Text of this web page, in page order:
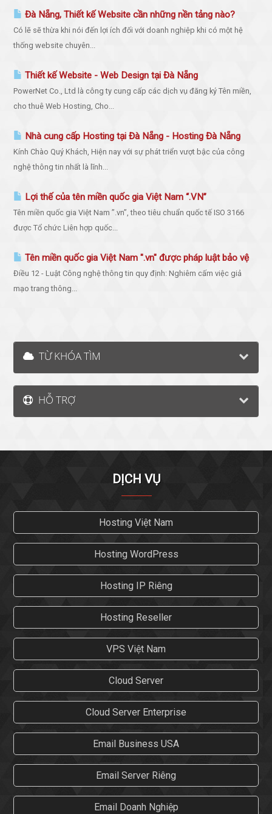
Đà Nẵng, Thiết kế Website cần những nền tảng nào?
Có lẽ sẽ thừa khi nói đến lợi ích đối với doanh nghiệp khi có một hệ
thống website chuyên...
Thiết kế Website - Web Design tại Đà Nẵng
PowerNet Co., Ltd là công ty cung cấp các dịch vụ đăng ký Tên miền,
cho thuê Web Hosting, Cho...
Nhà cung cấp Hosting tại Đà Nẵng - Hosting Đà Nẵng
Kính Chào Quý Khách, Hiện nay với sự phát triển vượt bậc của công
nghệ thông tin nhất là lĩnh...
Lợi thế của tên miền quốc gia Việt Nam “.VN”
Tên miền quốc gia Việt Nam ”.vn”, theo tiêu chuẩn quốc tế ISO 3166
được Tổ chức Liên hợp quốc...
Tên miền quốc gia Việt Nam ".vn" được pháp luật bảo vệ
Điều 12 - Luật Công nghệ thông tin quy định: Nghiêm cấm việc giả
mạo trang thông...
TỪ KHÓA TÌM
HỖ TRỢ
DỊCH VỤ
Hosting Việt Nam
Hosting WordPress
Hosting IP Riêng
Hosting Reseller
VPS Việt Nam
Cloud Server
Cloud Server Enterprise
Email Business USA
Email Server Riêng
Email Doanh Nghiệp